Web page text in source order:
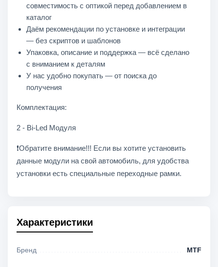
совместимость с оптикой перед добавлением в
каталог
Даём рекомендации по установке и интеграции
— без скриптов и шаблонов
Упаковка, описание и поддержка — всё сделано
с вниманием к деталям
У нас удобно покупать — от поиска до
получения
Комплектация:
2 - Bi-Led Модуля
❗Обратите внимание!!! Если вы хотите установить
данные модули на свой автомобиль, для удобства
установки есть специальные переходные рамки.
Характеристики
Бренд MTF